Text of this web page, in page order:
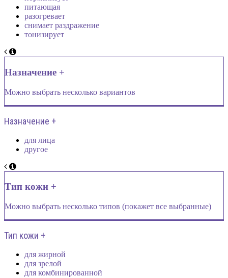
питающая
разогревает
снимает раздражение
тонизирует
Назначение +
Можно выбрать несколько вариантов
Назначение +
для лица
другое
Тип кожи +
Можно выбрать несколько типов (покажет все выбранные)
Тип кожи +
для жирной
для зрелой
для комбинированной